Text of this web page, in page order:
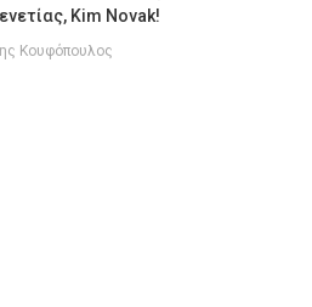
Kim Novak!
Κουφόπουλος